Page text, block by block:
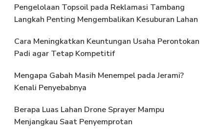
Pengelolaan Topsoil pada Reklamasi Tambang
Langkah Penting Mengembalikan Kesuburan Lahan
Cara Meningkatkan Keuntungan Usaha Perontokan
Padi agar Tetap Kompetitif
Mengapa Gabah Masih Menempel pada Jerami?
Kenali Penyebabnya
Berapa Luas Lahan Drone Sprayer Mampu
Menjangkau Saat Penyemprotan